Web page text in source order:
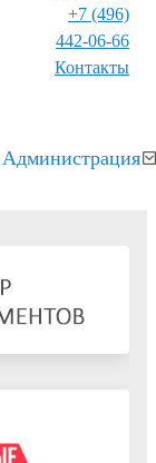
+7 (496)
442-06-66
Контакты⁠
Администрация